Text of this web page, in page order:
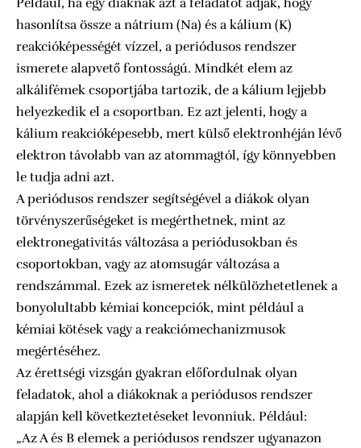
Például, ha egy diáknak azt a feladatot adják, hogy
hasonlítsa össze a nátrium (Na) és a kálium (K)
reakcióképességét vízzel, a periódusos rendszer
ismerete alapvető fontosságú. Mindkét elem az
alkálifémek csoportjába tartozik, de a kálium lejjebb
helyezkedik el a csoportban. Ez azt jelenti, hogy a
kálium reakcióképesebb, mert külső elektronhéján lévő
elektron távolabb van az atommagtól, így könnyebben
le tudja adni azt.
A periódusos rendszer segítségével a diákok olyan
törvényszerűségeket is megérthetnek, mint az
elektronegativitás változása a periódusokban és
csoportokban, vagy az atomsugár változása a
rendszámmal. Ezek az ismeretek nélkülözhetetlenek a
bonyolultabb kémiai koncepciók, mint például a
kémiai kötések vagy a reakciómechanizmusok
megértéséhez.
Az érettségi vizsgán gyakran előfordulnak olyan
feladatok, ahol a diákoknak a periódusos rendszer
alapján kell következtetéseket levonniuk. Például:
„Az A és B elemek a periódusos rendszer ugyanazon